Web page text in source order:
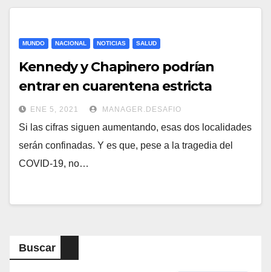
MUNDO NACIONAL NOTICIAS SALUD
Kennedy y Chapinero podrían
entrar en cuarentena estricta
ENE 5, 2021 MANAGER.DESAFIO
Si las cifras siguen aumentando, esas dos localidades
serán confinadas. Y es que, pese a la tragedia del
COVID-19, no…
Buscar